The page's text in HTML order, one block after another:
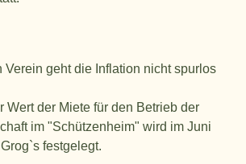
Verein geht die Inflation nicht spurlos
Wert der Miete für den Betrieb der
im "Schützenheim" wird im Juni
festgelegt.